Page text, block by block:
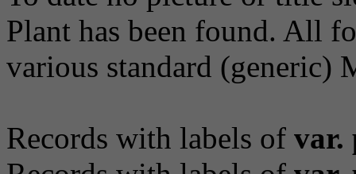
Plant has been found. All
various standard (generic)
Records with labels of var.